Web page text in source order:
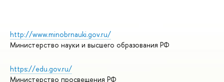
http://www.minobrnauki.gov.ru/
Министерство науки и высшего образования РФ
https://edu.gov.ru/
Министерство просвещения РФ